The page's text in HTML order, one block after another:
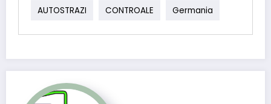
AUTOSTRAZI CONTROALE Germania